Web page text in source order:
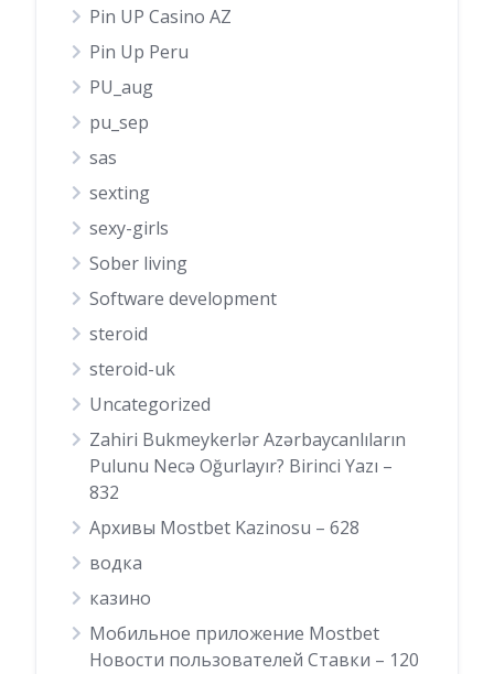
Pin UP Casino AZ
Pin Up Peru
PU_aug
pu_sep
sas
sexting
sexy-girls
Sober living
Software development
steroid
steroid-uk
Uncategorized
Zahiri Bukmeykerlər Azərbaycanlıların
Pulunu Necə Oğurlayır? Birinci Yazı –
832
Архивы Mostbet Kazinosu – 628
водка
казино
Мобильное приложение Mostbet
Новости пользователей Ставки – 120